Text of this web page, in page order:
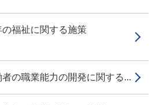
の福祉に関する施策
の職業能力の開発に関する...